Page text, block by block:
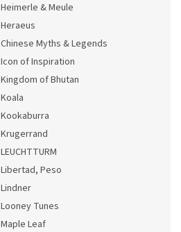
Heimerle & Meule
Heraeus
Chinese Myths & Legends
Icon of Inspiration
Kingdom of Bhutan
Koala
Kookaburra
Krugerrand
LEUCHTTURM
Libertad, Peso
Lindner
Looney Tunes
Maple Leaf